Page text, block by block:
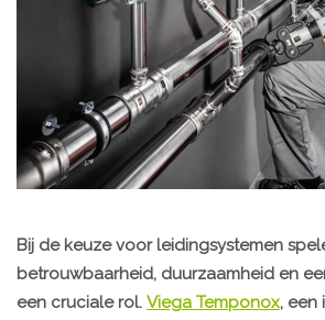
Bij de keuze voor leidingsystemen
betrouwbaarheid, duurzaamheid en
een cruciale rol. Viega Temponox, een